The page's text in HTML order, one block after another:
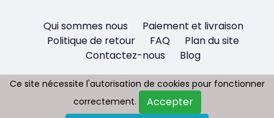
Qui sommes nous
Paiement et livraison
Politique de retour
FAQ
Plan du site
Contactez-nous
Blog
Copyright © 2026 - Tous droit réservés
Ce site nécessite l'autorisation de cookies pour fonctionner
correctement.
Accepter
Ce site nécessite l'autorisation de cookies pour fonctionner
correctement.
Accepter